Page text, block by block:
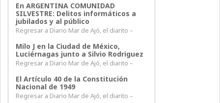
En ARGENTINA COMUNIDAD
SILVESTRE: Delitos informáticos a
jubilados y al público
Regresar a Diario Mar de Ajó, el diarito –
Milo J en la Ciudad de México,
Luciérnagas junto a Silvio Rodriguez
Regresar a Diario Mar de Ajó, el diarito –
El Artículo 40 de la Constitución
Nacional de 1949
Regresar a Diario Mar de Ajó, el diarito –